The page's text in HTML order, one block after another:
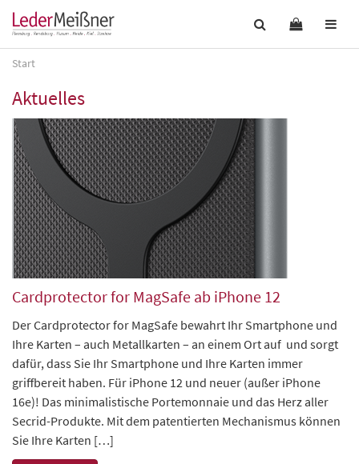
Start
Aktuelles
Cardprotector for MagSafe ab iPhone 12
Der Cardprotector for MagSafe bewahrt Ihr Smartphone und
Ihre Karten – auch Metallkarten – an einem Ort auf und sorgt
dafür, dass Sie Ihr Smartphone und Ihre Karten immer
griffbereit haben. Für iPhone 12 und neuer (außer iPhone
16e)! Das minimalistische Portemonnaie und das Herz aller
Secrid-Produkte. Mit dem patentierten Mechanismus können
Sie Ihre Karten […]